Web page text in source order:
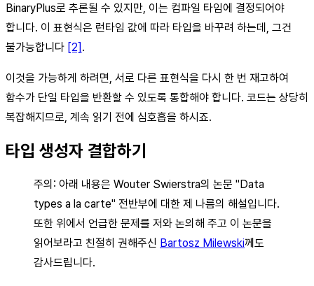
BinaryPlus로 추론될 수 있지만, 이는 컴파일 타임에 결정되어야
합니다. 이 표현식은 런타임 값에 따라 타입을 바꾸려 하는데, 그건
불가능합니다 [2] .
이것을 가능하게 하려면, 서로 다른 표현식을 다시 한 번 재고하여
함수가 단일 타입을 반환할 수 있도록 통합해야 합니다. 코드는 상당히
복잡해지므로, 계속 읽기 전에 심호흡을 하시죠.
타입 생성자 결합하기
주의: 아래 내용은 Wouter Swierstra의 논문 "Data
types a la carte" 전반부에 대한 제 나름의 해설입니다.
또한 위에서 언급한 문제를 저와 논의해 주고 이 논문을
읽어보라고 친절히 권해주신 Bartosz Milewski께도
감사드립니다.